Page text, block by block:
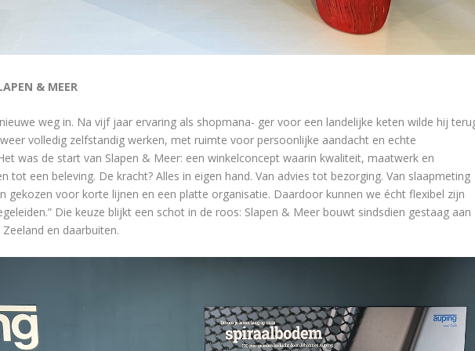
& MEER
weg in. Na vijf jaar ervaring als shopmana- ger voor een landelijke keten wilde hij
volledig zelfstandig werken, met ruimte voor persoonlijke aandacht en echte
was de start van Slapen & Meer: een winkelconcept waarin kwaliteit, maatwerk en
tot een beleving. De kracht? Alles in eigen hand. Van advies tot bezorging. Van slaapmeting
gekozen voor korte lijnen en een platte organisatie. Daardoor kunnen we écht flexibel zijn
Die keuze blijkt een schot in de roos: Slapen & Meer bouwt sindsdien gestaag aan
en daarbuiten.